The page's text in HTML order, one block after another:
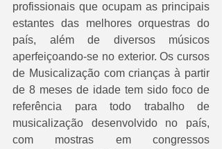
profissionais que ocupam as principais
estantes das melhores orquestras do
país, além de diversos músicos
aperfeiçoando-se no exterior. Os cursos
de Musicalização com crianças à partir
de 8 meses de idade tem sido foco de
referência para todo trabalho de
musicalização desenvolvido no país,
com mostras em congressos